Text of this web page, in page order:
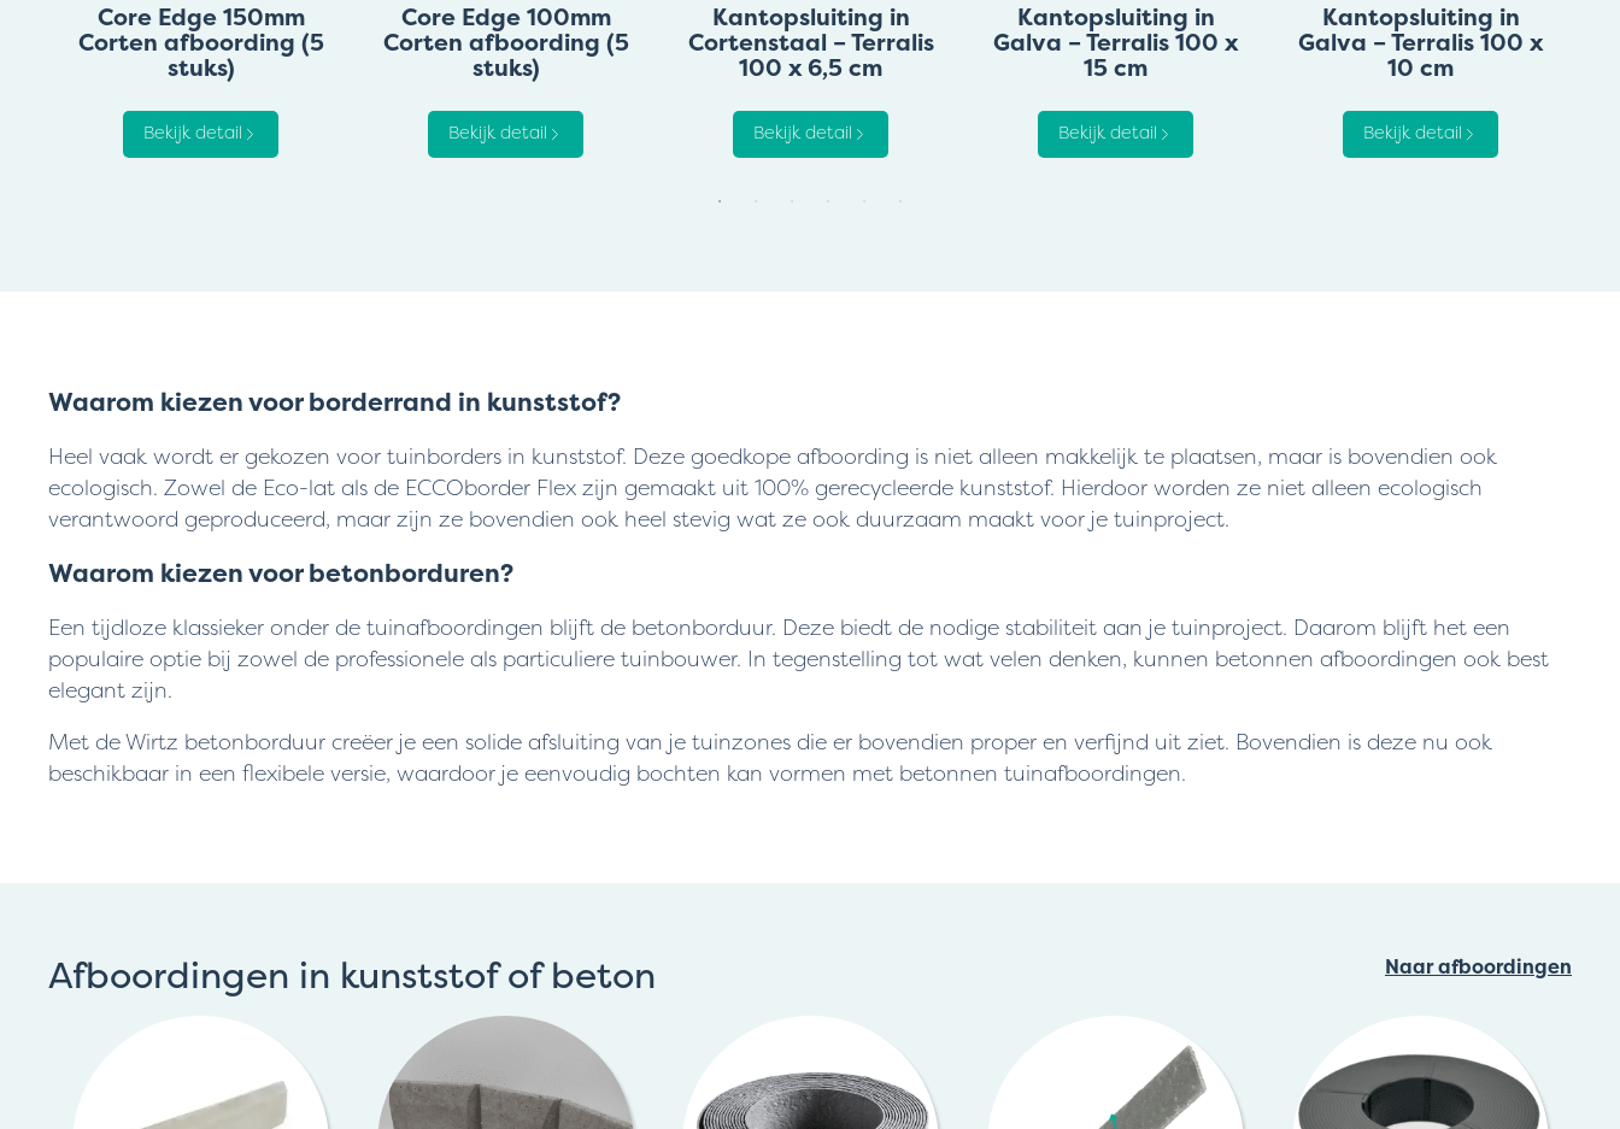
Core Edge 150mm
Corten afboording (5
stuks)
Bekijk detail
Core Edge 100mm
Corten afboording (5
stuks)
Bekijk detail
Kantopsluiting in
Cortenstaal – Terralis
100 x 6,5 cm
Bekijk detail
Kantopsluiting in
Galva – Terralis 100 x
15 cm
Bekijk detail
Kantopsluiting in
Galva – Terralis 100 x
10 cm
Bekijk detail
Waarom kiezen voor borderrand in kunststof?
Heel vaak wordt er gekozen voor tuinborders in kunststof. Deze goedkope afboording is niet alleen makkelijk te plaatsen, maar is bovendien ook
ecologisch. Zowel de Eco-lat als de ECCOborder Flex zijn gemaakt uit 100% gerecycleerde kunststof. Hierdoor worden ze niet alleen ecologisch
verantwoord geproduceerd, maar zijn ze bovendien ook heel stevig wat ze ook duurzaam maakt voor je tuinproject.
Waarom kiezen voor betonborduren?
Een tijdloze klassieker onder de tuinafboordingen blijft de betonborduur. Deze biedt de nodige stabiliteit aan je tuinproject. Daarom blijft het een
populaire optie bij zowel de professionele als particuliere tuinbouwer. In tegenstelling tot wat velen denken, kunnen betonnen afboordingen ook best
elegant zijn.
Met de Wirtz betonborduur creëer je een solide afsluiting van je tuinzones die er bovendien proper en verfijnd uit ziet. Bovendien is deze nu ook
beschikbaar in een flexibele versie, waardoor je eenvoudig bochten kan vormen met betonnen tuinafboordingen.
Afboordingen in kunststof of beton Naar afboordingen